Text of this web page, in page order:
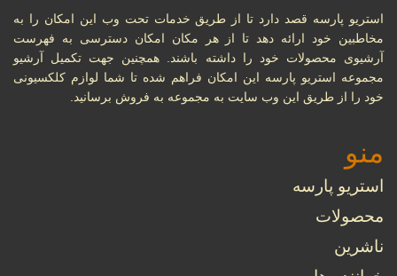
استریو پارسه قصد دارد تا از طریق خدمات تحت وب این امکان را به
مخاطبین خود ارائه دهد تا از هر مکان امکان دسترسی به فهرست
آرشیوی محصولات خود را داشته باشند. همچنین جهت تکمیل آرشیو
مجموعه استریو پارسه این امکان فراهم شده تا شما لوازم کلکسیونی
خود را از طریق این وب سایت به مجموعه به فروش برسانید.
منو
استریو پارسه
محصولات
ناشرین